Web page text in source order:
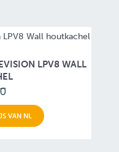
LPV8 WALL
VAN NL